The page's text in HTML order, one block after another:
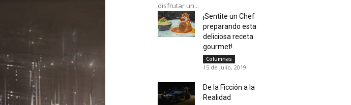
disfrutar un...
¡Sentite un Chef
preparando esta
deliciosa receta
gourmet!
Columnas
15 de julio, 2019
De la Ficción a la
Realidad